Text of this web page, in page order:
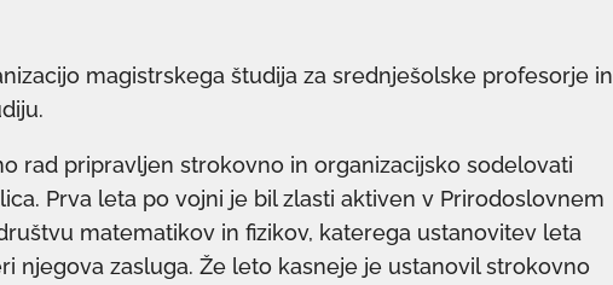
magistrskega študija za srednješolske profesorje in
rad pripravljen strokovno in organizacijsko sodelovati
Prva leta po vojni je bil zlasti aktiven v Prirodoslovnem
matematikov in fizikov, katerega ustanovitev leta
njegova zasluga. Že leto kasneje je ustanovil strokovno